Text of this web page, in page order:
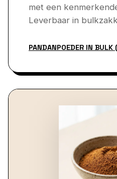
met een
Leverbaar in
PANDANPOEDER IN